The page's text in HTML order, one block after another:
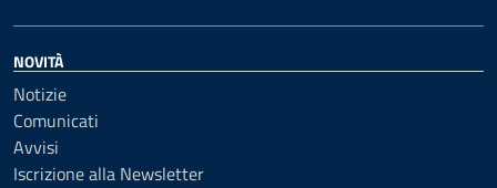
NOVITÀ
Notizie
Comunicati
Avvisi
Iscrizione alla Newsletter